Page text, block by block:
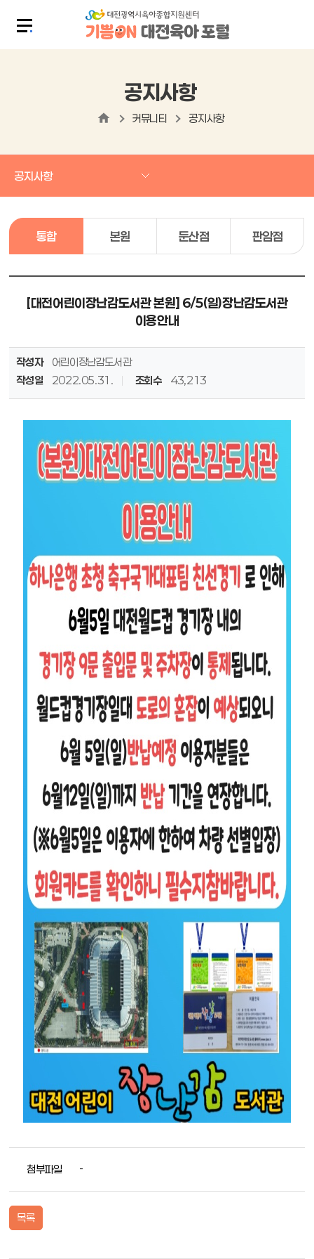
공지사항
커뮤니티 공지사항
공지사항
통합 본원 둔산점 판암점
[대전어린이장난감도서관 본원] 6/5(일)장난감도서관
이용안내
작성자
어린이장난감도서관
작성일
2022.05.31. 조회수 43,213
첨부파일 -
목록